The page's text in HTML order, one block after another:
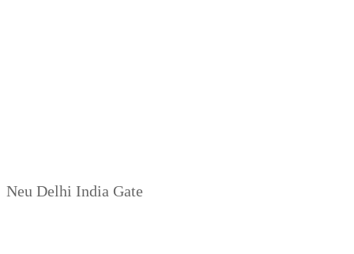
Neu Delhi India Gate